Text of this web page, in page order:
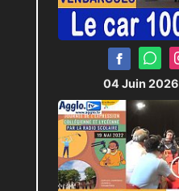
04 Juin 2026